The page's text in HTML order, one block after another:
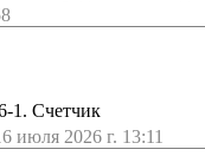
1. Счетчик
июля 2026 г. 13:11